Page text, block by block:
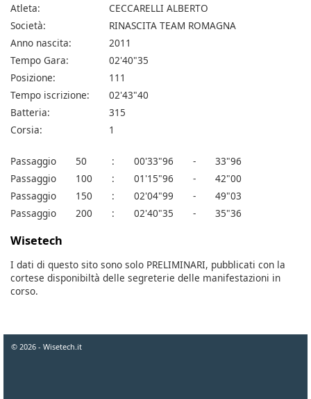
Atleta:
CECCARELLI ALBERTO
Società:
RINASCITA TEAM ROMAGNA
Anno nascita:
2011
Tempo Gara:
02'40"35
Posizione:
111
Tempo iscrizione:
02'43"40
Batteria:
315
Corsia:
1
Passaggio 50 : 00'33"96 -
33"96
Passaggio
100 : 01'15"96 -
42"00
Passaggio
150 : 02'04"99 -
49"03
Passaggio
200 : 02'40"35 - 35"36
Wisetech
I dati di questo sito sono solo PRELIMINARI, pubblicati con la
cortese disponibiltà delle segreterie delle manifestazioni in
corso.
© 2026 - Wisetech.it